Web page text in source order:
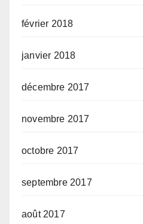
février 2018
janvier 2018
décembre 2017
novembre 2017
octobre 2017
septembre 2017
août 2017